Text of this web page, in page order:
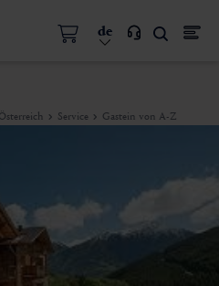
de
Service Gastein von A-Z